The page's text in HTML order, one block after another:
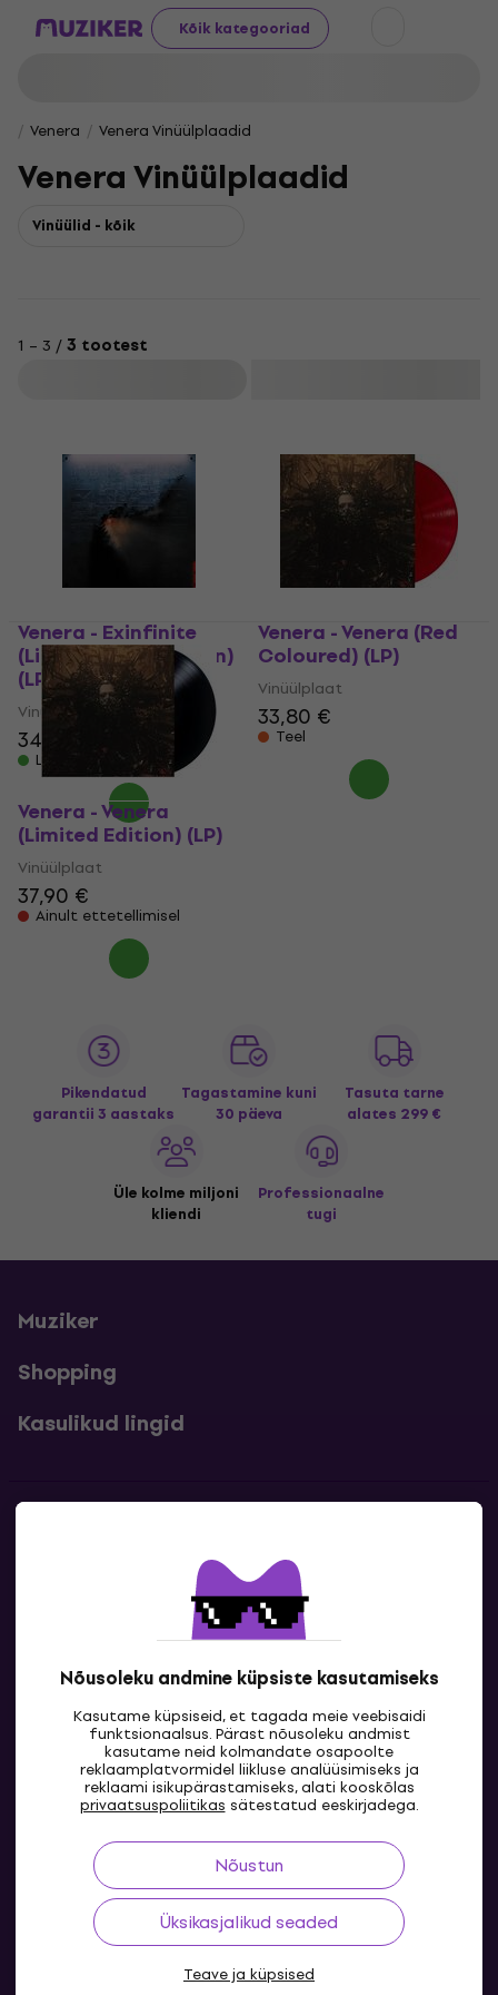
Kõik kategooriad
Nõusoleku andmine küpsiste kasutamiseks
Kasutame küpsiseid, et tagada meie veebisaidi
funktsionaalsus. Pärast nõusoleku andmist
kasutame neid kolmandate osapoolte
reklaamplatvormidel liikluse analüüsimiseks ja
reklaami isikupärastamiseks, alati kooskõlas
privaatsuspoliitikas sätestatud eeskirjadega.
Nõustun
Üksikasjalikud seaded
Teave ja küpsised
Venera Venera Vinüülplaadid
Venera Vinüülplaadid
Vinüülid - kõik
1 – 3 /3 tootest
Venera - Exinfinite
(Limited Indie Edition)
(LP)
Vinüülplaat
34 € 34,90 €
Laos olemas
Venera - Venera (Red
Coloured) (LP)
Vinüülplaat
33,80 €
Teel
Venera - Venera
(Limited Edition) (LP)
Vinüülplaat
37,90 €
Ainult ettetellimisel
Pikendatud
garantii 3 aastaks
Tagastamine kuni
30 päeva
Tasuta tarne
alates 299 €
Üle kolme miljoni
kliendi
Professionaalne
tugi
Muziker
Shopping
Kasulikud lingid
Kontaktandmed
EE